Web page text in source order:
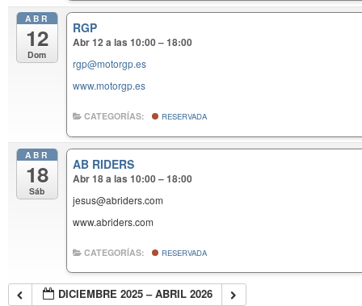
ABR
12
Dom
RGP
Abr 12 a las 10:00 – 18:00
rgp@motorgp.es
www.motorgp.es
CATEGORÍAS: RESERVADA
ABR
18
Sáb
AB RIDERS
Abr 18 a las 10:00 – 18:00
jesus@abriders.com
www.abriders.com
CATEGORÍAS: RESERVADA
DICIEMBRE 2025 – ABRIL 2026